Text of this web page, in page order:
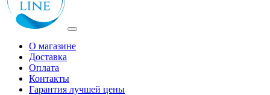
О магазине
Доставка
Оплата
Контакты
Гарантия лучшей цены